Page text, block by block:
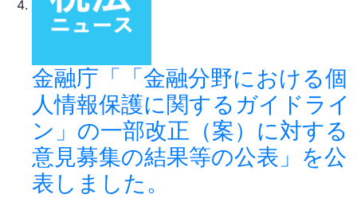
金融庁「「金融分野における個
人情報保護に関するガイドライ
ン」の一部改正（案）に対する
意見募集の結果等の公表」を公
表しました。